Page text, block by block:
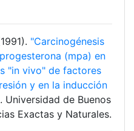
"Carcinogénesis
(mpa) en
"in vivo" de factores
y en la inducción
Universidad de Buenos
Exactas y Naturales.